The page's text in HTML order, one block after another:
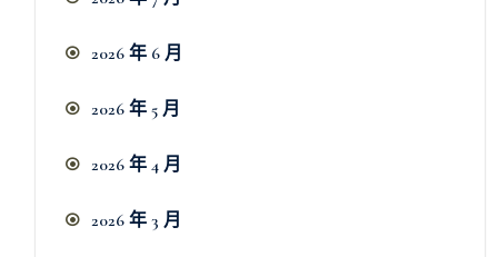
2026 年 6 月
2026 年 5 月
2026 年 4 月
2026 年 3 月